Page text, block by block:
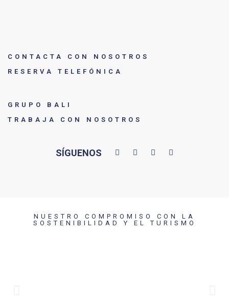
CONTACTA CON NOSOTROS
RESERVA TELEFÓNICA
GRUPO BALI
TRABAJA CON NOSOTROS
SÍGUENOS
NUESTRO COMPROMISO CON LA
SOSTENIBILIDAD Y EL TURISMO